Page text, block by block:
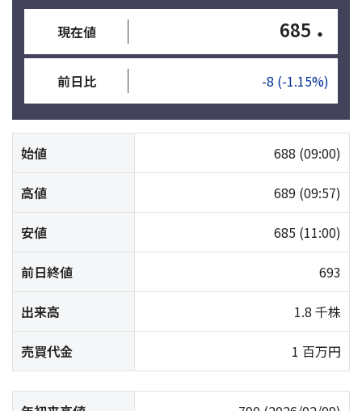
現在値 685 ・
前日比 -8 (-1.15%)
始値 688 (09:00)
高値 689 (09:57)
安値 685 (11:00)
前日終値 693
出来高 1.8 千株
売買代金 1 百万円